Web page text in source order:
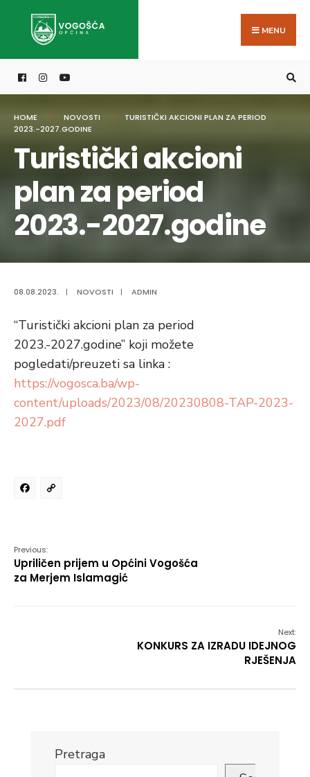
MENU
HOME NOVOSTI
TURISTIČKI AKCIONI PLAN ZA PERIOD
2023.-2027.GODINE
Turistički akcioni
plan za period
2023.-2027.godine
08.08.2023. | NOVOSTI | ADMIN
“Turistički akcioni plan za period
2023.-2027.godine” koji možete
pogledati/preuzeti sa linka :
https://vogosca.ba/wp-
content/uploads/2023/08/20230808-TAP-2023-
2027.pdf
Facebook
Previous:
Upriličen prijem u Općini Vogošća
za Merjem Islamagić
Next:
KONKURS ZA IZRADU IDEJNOG
RJEŠENJA
Pretraga
for: